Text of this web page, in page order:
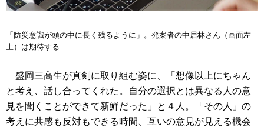
「防災意識が頭の中に長く残るように」。発案者の中居林さん（画面左
上）は期待する
盛岡三高生が真剣に取り組む姿に、「想像以上にちゃん
と考え、話し合ってくれた。自分の選択とは異なる人の意
見を聞くことができて新鮮だった」と４人。「その人」の
考えに共感も反対もできる時間、互いの意見が見える機会